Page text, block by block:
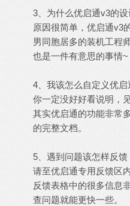
3、为什么优启通v3的设
原因很简单，优启通v3
男同胞居多的装机工程
也是一件有意思的事情~
4、我该怎么自定义优启
你一定没好好看说明，
其实优启通的功能非常
的完整文档。
5、遇到问题该怎样反馈
请至优启通专用反馈区
反馈表格中的很多信息
查问题就能更快一些。